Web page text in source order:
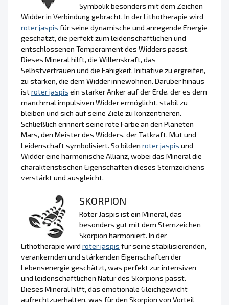
Symbolik besonders mit dem Zeichen
Widder in Verbindung gebracht. In der Lithotherapie wird
roter jaspis für seine dynamische und anregende Energie
geschätzt, die perfekt zum leidenschaftlichen und
entschlossenen Temperament des Widders passt.
Dieses Mineral hilft, die Willenskraft, das
Selbstvertrauen und die Fähigkeit, Initiative zu ergreifen,
zu stärken, die dem Widder innewohnen. Darüber hinaus
istroter jaspis ein starker Anker auf der Erde, der es dem
manchmal impulsiven Widder ermöglicht, stabil zu
bleiben und sich auf seine Ziele zu konzentrieren.
Schließlich erinnert seine rote Farbe an den Planeten
Mars, den Meister des Widders, der Tatkraft, Mut und
Leidenschaft symbolisiert. So bilden roter jaspis und
Widder eine harmonische Allianz, wobei das Mineral die
charakteristischen Eigenschaften dieses Sternzeichens
verstärkt und ausgleicht.
SKORPION
Roter Jaspis ist ein Mineral, das
besonders gut mit dem Sternzeichen
Skorpion harmoniert. In der
Lithotherapie wird roter jaspis für seine stabilisierenden,
verankernden und stärkenden Eigenschaften der
Lebensenergie geschätzt, was perfekt zur intensiven
und leidenschaftlichen Natur des Skorpions passt.
Dieses Mineral hilft, das emotionale Gleichgewicht
aufrechtzuerhalten, was für den Skorpion von Vorteil